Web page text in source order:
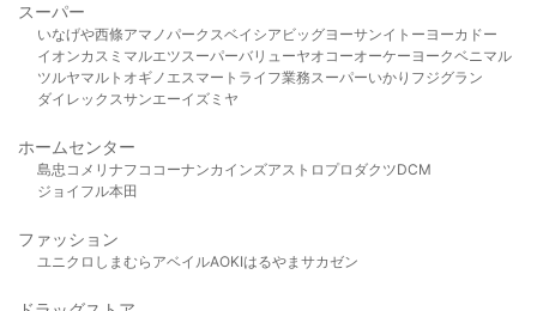
スーパー
いなげや西條アマノパークスベイシア ビッグヨーサンイトーヨーカドー
イオンカスミ マルエツスーパーバリューヤオコーオーケー ヨークベニマル
ツルヤマルト オギノ エスマート ライフ業務スーパーいかり フジグラン
ダイレックスサンエーイズミヤ
ホームセンター
島忠 コメリ ナフコ コーナンカインズアストロプロダクツDCM
ジョイフル本田
ファッション
ユニクロ しまむら アベイルAOKIはるやま サカゼン